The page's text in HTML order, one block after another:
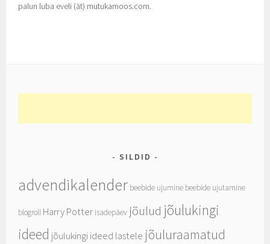
palun luba eveli (ät) mutukamoos.com.
SILDID
advendikalender beebide ujumine beebide ujutamine
blogroll Harry Potter isadepäev jõulud jõulukingi
ideed jõulukingi ideed lastele jõuluraamatud